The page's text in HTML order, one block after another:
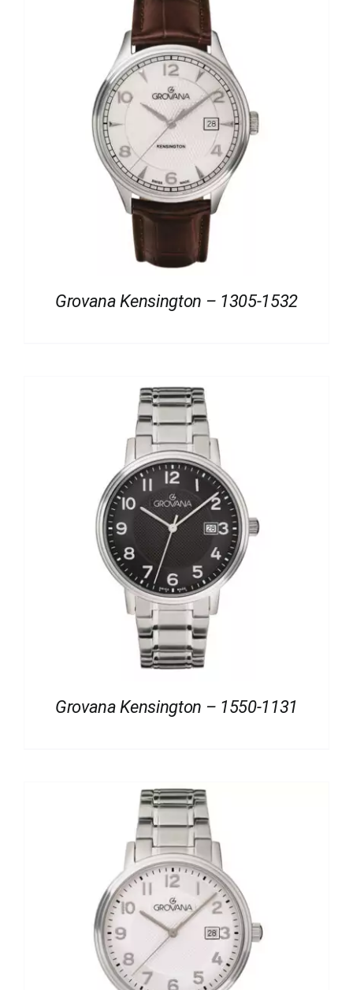
Grovana Kensington – 1305-1532
Grovana Kensington – 1550-1131